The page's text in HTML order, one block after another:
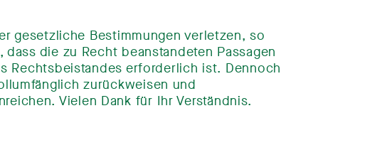
gesetzliche Bestimmungen verletzen, so
die zu Recht beanstandeten Passagen
Rechtsbeistandes erforderlich ist. Dennoch
zurückweisen und
Vielen Dank für Ihr Verständnis.